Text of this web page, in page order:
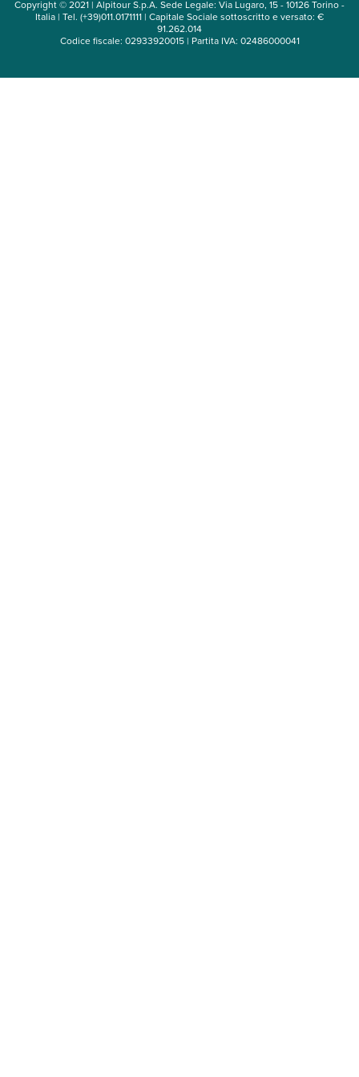
Copyright © 2021 | Alpitour S.p.A. Sede Legale: Via Lugaro, 15 - 10126 Torino -
Italia | Tel. (+39)011.0171111 | Capitale Sociale sottoscritto e versato: €
91.262.014
Codice fiscale: 02933920015 | Partita IVA: 02486000041